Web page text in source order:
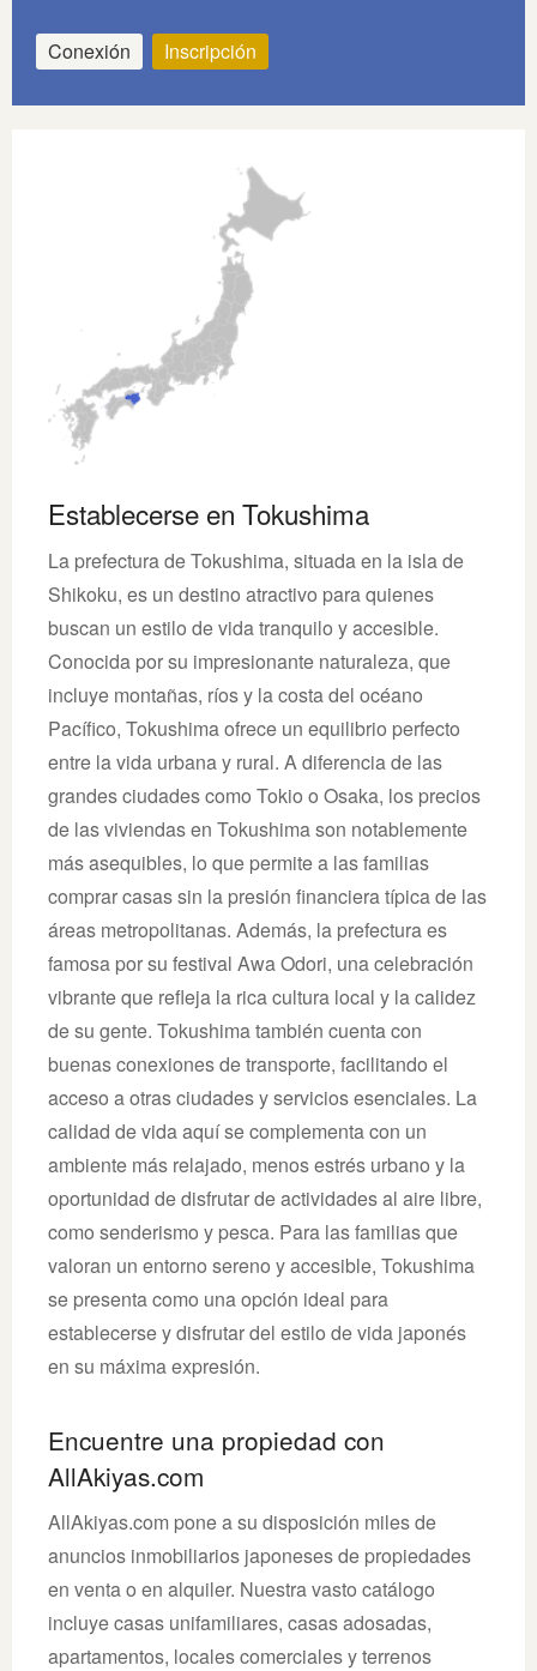
Conexión Inscripción
Establecerse en Tokushima
La prefectura de Tokushima, situada en la isla de
Shikoku, es un destino atractivo para quienes
buscan un estilo de vida tranquilo y accesible.
Conocida por su impresionante naturaleza, que
incluye montañas, ríos y la costa del océano
Pacífico, Tokushima ofrece un equilibrio perfecto
entre la vida urbana y rural. A diferencia de las
grandes ciudades como Tokio o Osaka, los precios
de las viviendas en Tokushima son notablemente
más asequibles, lo que permite a las familias
comprar casas sin la presión financiera típica de las
áreas metropolitanas. Además, la prefectura es
famosa por su festival Awa Odori, una celebración
vibrante que refleja la rica cultura local y la calidez
de su gente. Tokushima también cuenta con
buenas conexiones de transporte, facilitando el
acceso a otras ciudades y servicios esenciales. La
calidad de vida aquí se complementa con un
ambiente más relajado, menos estrés urbano y la
oportunidad de disfrutar de actividades al aire libre,
como senderismo y pesca. Para las familias que
valoran un entorno sereno y accesible, Tokushima
se presenta como una opción ideal para
establecerse y disfrutar del estilo de vida japonés
en su máxima expresión.
Encuentre una propiedad con
AllAkiyas.com
AllAkiyas.com pone a su disposición miles de
anuncios inmobiliarios japoneses de propiedades
en venta o en alquiler. Nuestra vasto catálogo
incluye casas unifamiliares, casas adosadas,
apartamentos, locales comerciales y terrenos